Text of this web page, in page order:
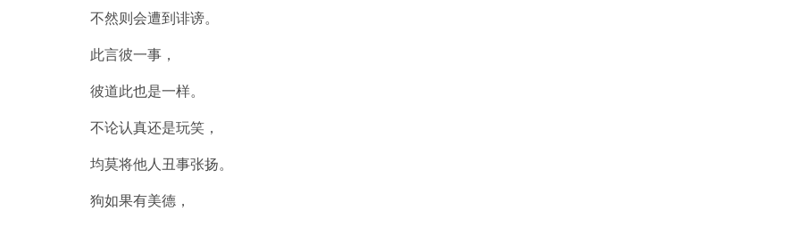
不然则会遭到诽谤。
此言彼一事，
彼道此也是一样。
不论认真还是玩笑，
均莫将他人丑事张扬。
狗如果有美德，